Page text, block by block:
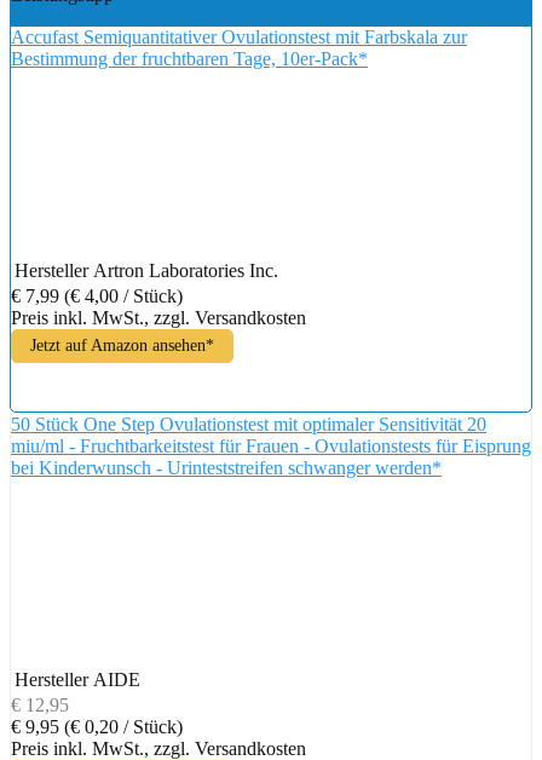
Accufast Semiquantitativer Ovulationstest mit Farbskala zur
Bestimmung der fruchtbaren Tage, 10er-Pack*
Hersteller Artron Laboratories Inc.
€ 7,99 (€ 4,00 / Stück)
Preis inkl. MwSt., zzgl. Versandkosten
Jetzt auf Amazon ansehen*
50 Stück One Step Ovulationstest mit optimaler Sensitivität 20
miu/ml - Fruchtbarkeitstest für Frauen - Ovulationstests für Eisprung
bei Kinderwunsch - Urinteststreifen schwanger werden*
Hersteller AIDE
€ 12,95
€ 9,95 (€ 0,20 / Stück)
Preis inkl. MwSt., zzgl. Versandkosten